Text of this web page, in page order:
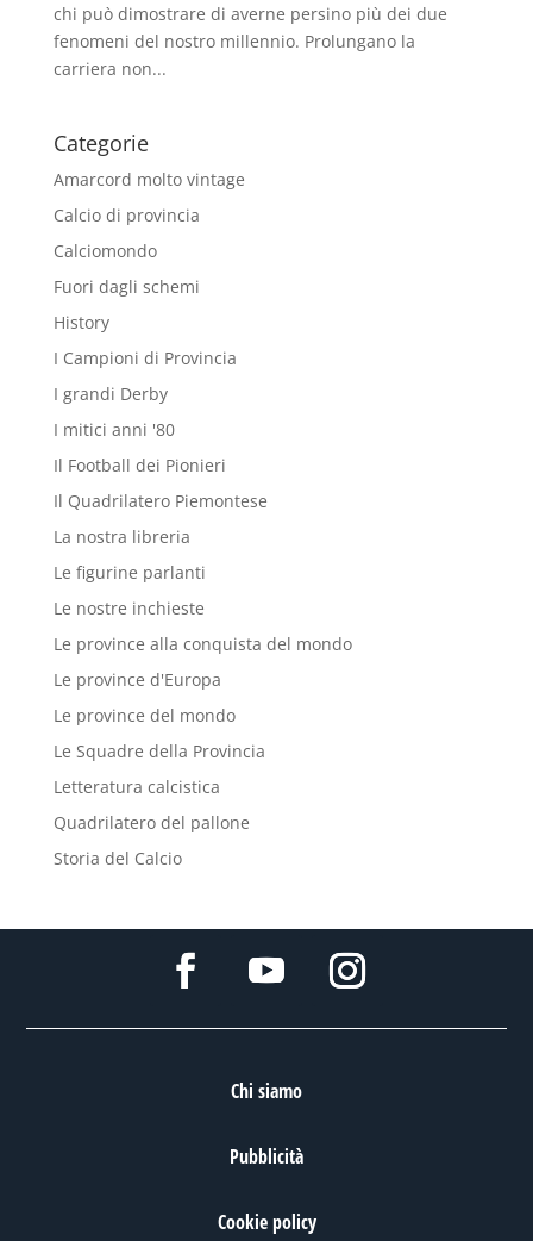
chi può dimostrare di averne persino più dei due
fenomeni del nostro millennio. Prolungano la
carriera non...
Categorie
Amarcord molto vintage
Calcio di provincia
Calciomondo
Fuori dagli schemi
History
I Campioni di Provincia
I grandi Derby
I mitici anni '80
Il Football dei Pionieri
Il Quadrilatero Piemontese
La nostra libreria
Le figurine parlanti
Le nostre inchieste
Le province alla conquista del mondo
Le province d'Europa
Le province del mondo
Le Squadre della Provincia
Letteratura calcistica
Quadrilatero del pallone
Storia del Calcio
Chi siamo
Pubblicità
Cookie policy